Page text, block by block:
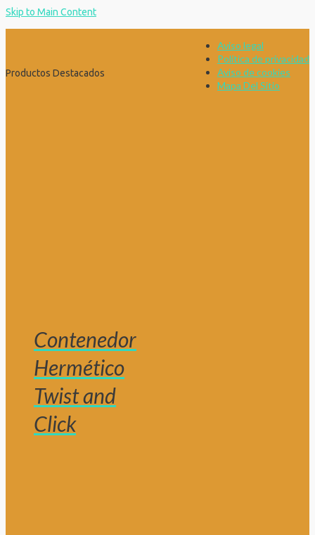
Skip to Main Content
Aviso legal
Política de privacidad
Aviso de cookies
Mapa Del Sitio
Productos Destacados
Contenedor
Hermético
Twist and
Click